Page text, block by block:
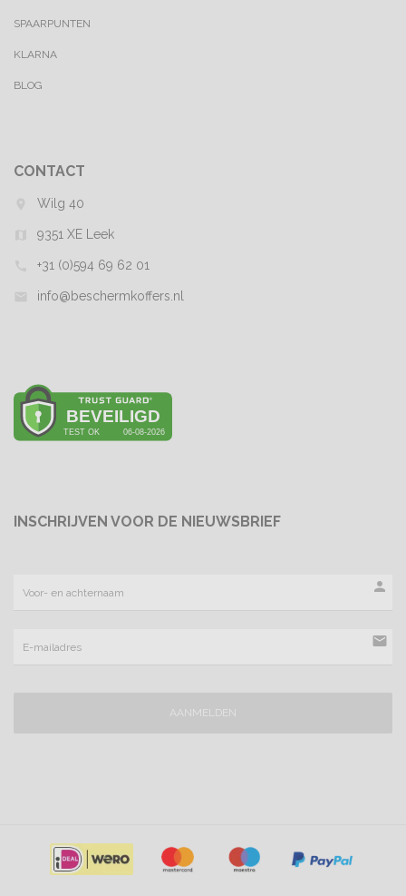
SPAARPUNTEN
KLARNA
BLOG
CONTACT
Wilg 40
9351 XE Leek
+31 (0)594 69 62 01
info@beschermkoffers.nl
INSCHRIJVEN VOOR DE NIEUWSBRIEF
person
mail
AANMELDEN